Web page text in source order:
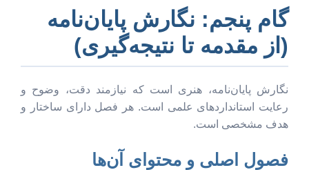
گام پنجم: نگارش پایان‌نامه
(از مقدمه تا نتیجه‌گیری)
نگارش پایان‌نامه، هنری است که نیازمند دقت، وضوح و
رعایت استانداردهای علمی است. هر فصل دارای ساختار و
هدف مشخصی است.
فصول اصلی و محتوای آن‌ها